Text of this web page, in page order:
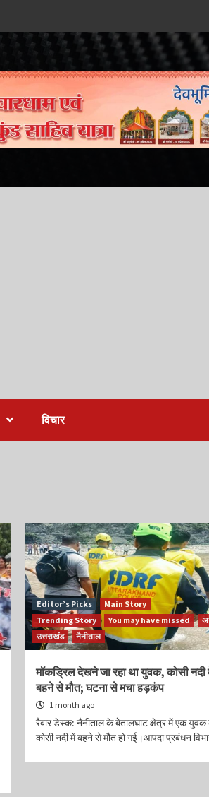
विचार
Editor’s Picks
Main Story
Trending Story
You may have missed
उत्तराखंड
नैनीताल
मॉकड्रिल देखने जा रहा था युवक, कोसी नदी
बहने से मौत; घटना से मचा हड़कंप
1 month ago
रैबार डेस्क: नैनीताल के बेतालघाट क्षेत्र में एक युवक
कोसी नदी में बहने से मौत हो गई।आपदा प्रबंधन